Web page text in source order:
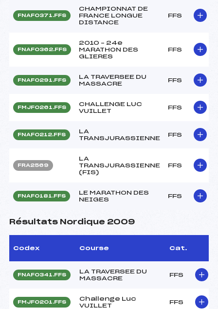
FNAF0371.FFS
CHAMPIONNAT DE
FRANCE LONGUE
DISTANCE
FFS
FNAF0362.FFS
2010 – 24e
MARATHON DES
GLIERES
FFS
FNAF0291.FFS
LA TRAVERSEE DU
MASSACRE
FFS
FMJF0261.FFS
CHALLENGE LUC
VUILLET
FFS
FNAF0212.FFS
LA
TRANSJURASSIENNE
FFS
FRA2569
LA
TRANSJURASSIENNE
(FIS)
FFS
FNAF0181.FFS
LE MARATHON DES
NEIGES
FFS
Résultats Nordique 2009
Codex Course Cat.
FNAF0341.FFS
LA TRAVERSEE DU
MASSACRE
FFS
FMJF0201.FFS
Challenge Luc
VUILLET
FFS